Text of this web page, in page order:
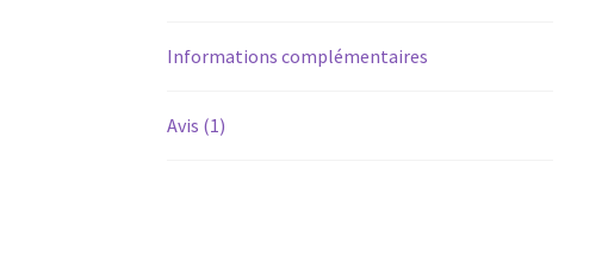
Informations complémentaires
Avis (1)